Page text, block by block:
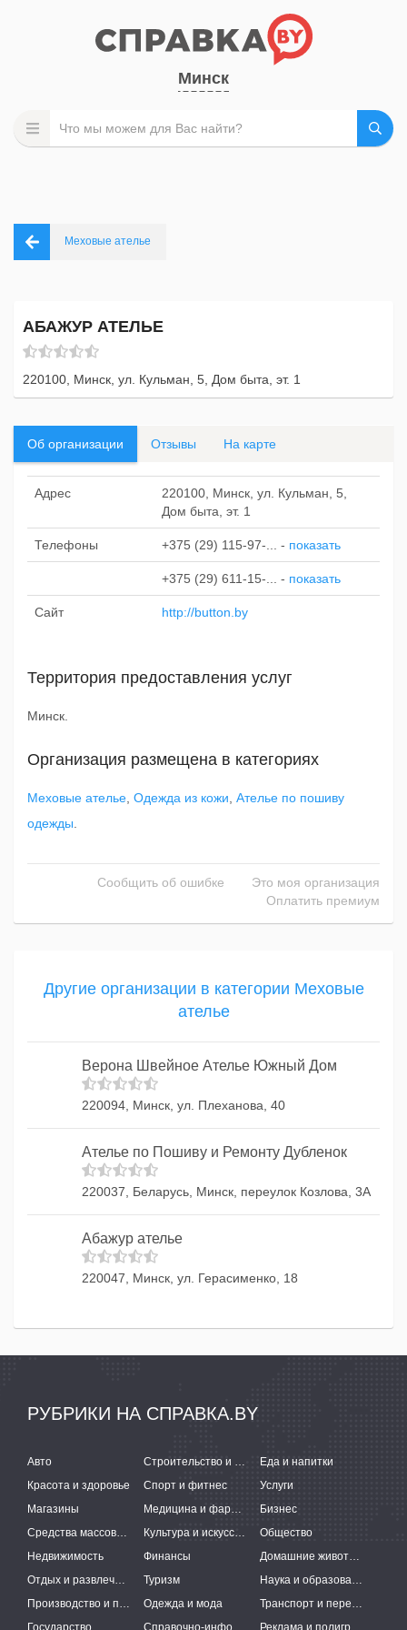
Минск
Меховые ателье
АБАЖУР АТЕЛЬЕ
220100, Минск, ул. Кульман, 5, Дом быта, эт. 1
Об организации Отзывы На карте
Адрес
220100, Минск, ул. Кульман, 5,
Дом быта, эт. 1
Телефоны +375 (29) 115-97-... - показать
+375 (29) 611-15-... - показать
Сайт http://button.by
Территория предоставления услуг
Минск.
Организация размещена в категориях
Меховые ателье Одежда из кожи Ателье по пошиву
одежды
Сообщить об ошибке
Это моя организация
Оплатить премиум
Другие организации в категории Меховые
ателье
Верона Швейное Ателье Южный Дом
220094, Минск, ул. Плеханова, 40
Ателье по Пошиву и Ремонту Дубленок
220037, Беларусь, Минск, переулок Козлова, 3А
Абажур ателье
220047, Минск, ул. Герасименко, 18
РУБРИКИ НА СПРАВКА.BY
Авто Строительство и ремонт
Еда и напитки
Красота и здоровье
Спорт и фитнес
Услуги
Магазины
Медицина и фармацевтика
Бизнес
Средства массовой информации
Культура и искусство
Общество
Недвижимость
Финансы
Домашние животные
Отдых и развлечения
Туризм
Наука и образование
Производство и поставки
Одежда и мода
Транспорт и перевозки
Государство